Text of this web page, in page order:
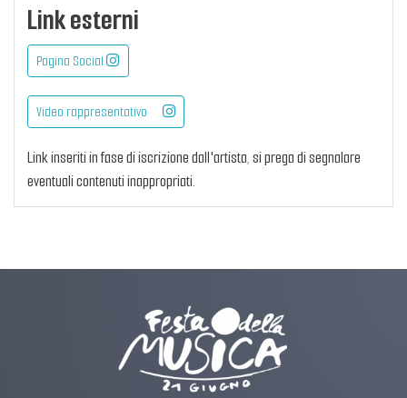
Link esterni
Pagina Social
Video rappresentativo
Link inseriti in fase di iscrizione dall'artista, si prega di segnalare
eventuali contenuti inappropriati.